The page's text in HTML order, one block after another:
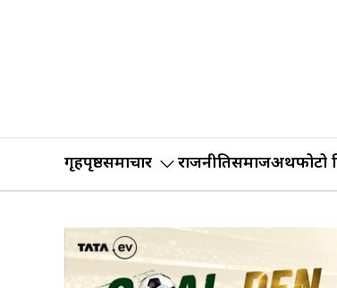
गृहपृष्ठसमाचार राजनीतिसमाजअर्थफोटो